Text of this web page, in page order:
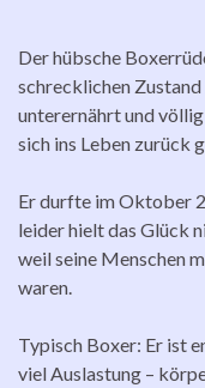
Der hübsche
schrecklichen
unterernährt und
sich ins Leben zurück
Er durfte im Oktober
leider hielt das Glück
weil seine Menschen
waren.
Typisch Boxer: Er ist
viel Auslastung –